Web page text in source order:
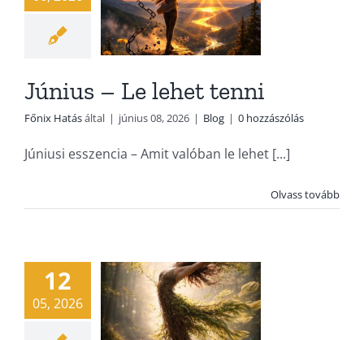
Június – Le lehet tenni
Főnix Hatásáltal | június 08, 2026 | Blog | 0 hozzászólás
Júniusi esszencia – Amit valóban le lehet [...]
Olvass tovább
12
05, 2026
Blog